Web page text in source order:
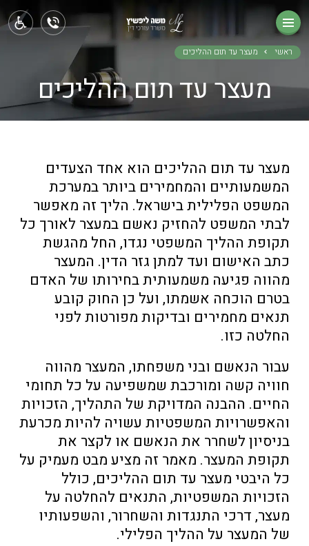
ראשי מעצר עד תום ההליכים
מעצר עד תום ההליכים
מעצר עד תום ההליכים הוא אחד הצעדים
המשמעותיים והמחמירים ביותר במערכת
המשפט הפלילית בישראל. הליך זה מאפשר
לבתי המשפט להחזיק נאשם במעצר לאורך כל
תקופת ההליך המשפטי נגדו, החל מהגשת
כתב האישום ועד למתן גזר הדין. המעצר
מהווה פגיעה משמעותית בחירותו של האדם
בטרם הוכחה אשמתו, ועל כן החוק קובע
תנאים מחמירים ובדיקות מפורטות לפני
החלטה כזו.
עבור הנאשם ובני משפחתו, המעצר מהווה
חוויה קשה ומורכבת שמשפיעה על כל תחומי
החיים. ההבנה המדויקת של התהליך, הזכויות
והאפשרויות המשפטיות עשויה להיות מכרעת
בניסיון לשחרר את הנאשם או לקצר את
תקופת המעצר. מאמר זה מציע מבט מעמיק על
כל היבטי מעצר עד תום ההליכים, כולל
הזכויות המשפטיות, התנאים להחלטה על
מעצר, דרכי התנגדות והשחרור, והשפעותיו
של המעצר על ההליך הפלילי.
ראשי
תחומי עיסוק
אודותינו
בלוג